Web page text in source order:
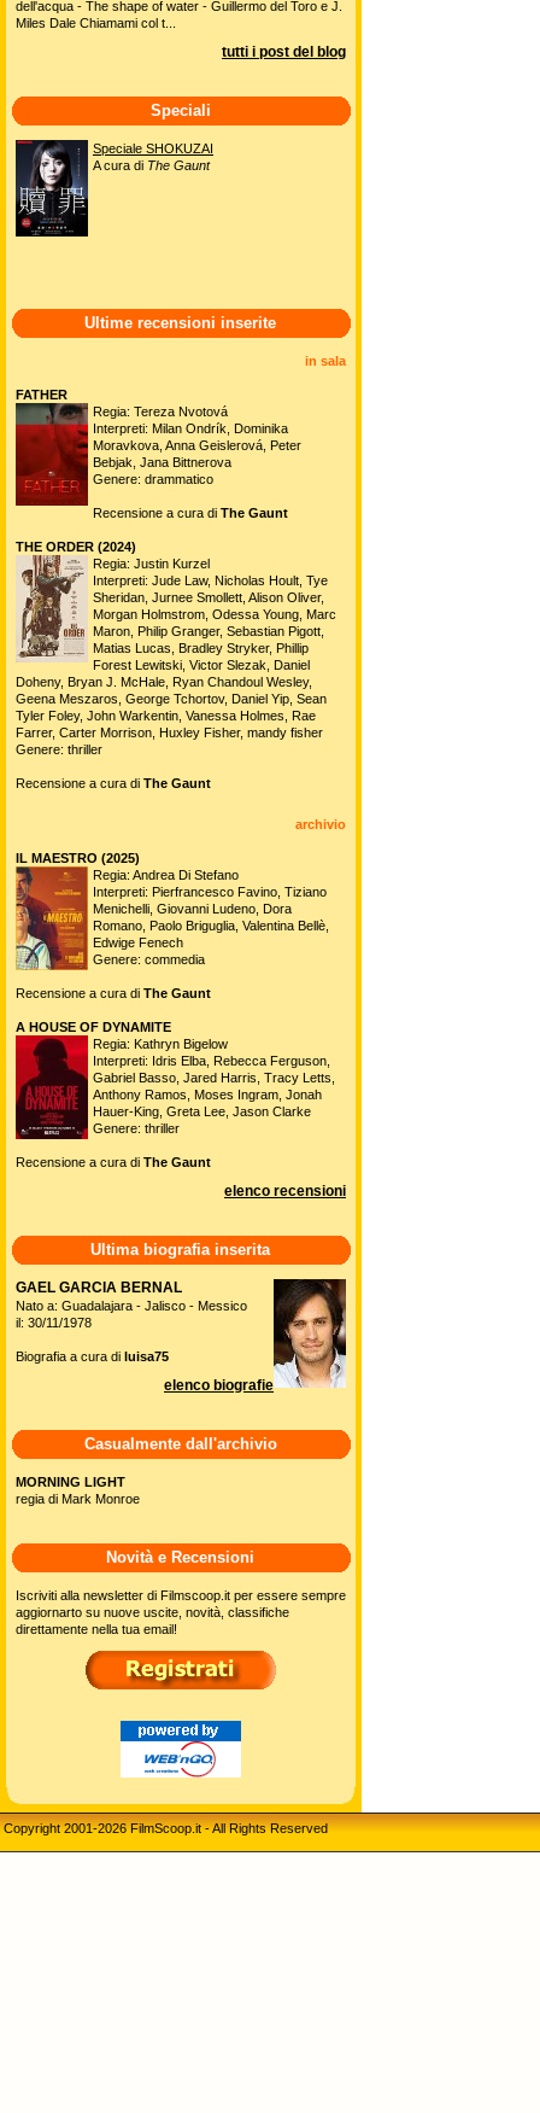
dell'acqua - The shape of water - Guillermo del Toro e J.
Miles Dale Chiamami col t...
tutti i post del blog
Speciali
Speciale SHOKUZAI
A cura di The Gaunt
Ultime recensioni inserite
in sala
FATHER
Regia: Tereza Nvotová
Interpreti: Milan Ondrík, Dominika
Moravkova, Anna Geislerová, Peter
Bebjak, Jana Bittnerova
Genere: drammatico
Recensione a cura di The Gaunt
THE ORDER (2024)
Regia: Justin Kurzel
Interpreti: Jude Law, Nicholas Hoult, Tye
Sheridan, Jurnee Smollett, Alison Oliver,
Morgan Holmstrom, Odessa Young, Marc
Maron, Philip Granger, Sebastian Pigott,
Matias Lucas, Bradley Stryker, Phillip
Forest Lewitski, Victor Slezak, Daniel
Doheny, Bryan J. McHale, Ryan Chandoul Wesley,
Geena Meszaros, George Tchortov, Daniel Yip, Sean
Tyler Foley, John Warkentin, Vanessa Holmes, Rae
Farrer, Carter Morrison, Huxley Fisher, mandy fisher
Genere: thriller
Recensione a cura di The Gaunt
archivio
IL MAESTRO (2025)
Regia: Andrea Di Stefano
Interpreti: Pierfrancesco Favino, Tiziano
Menichelli, Giovanni Ludeno, Dora
Romano, Paolo Briguglia, Valentina Bellè,
Edwige Fenech
Genere: commedia
Recensione a cura di The Gaunt
A HOUSE OF DYNAMITE
Regia: Kathryn Bigelow
Interpreti: Idris Elba, Rebecca Ferguson,
Gabriel Basso, Jared Harris, Tracy Letts,
Anthony Ramos, Moses Ingram, Jonah
Hauer-King, Greta Lee, Jason Clarke
Genere: thriller
Recensione a cura di The Gaunt
elenco recensioni
Ultima biografia inserita
GAEL GARCIA BERNAL
Nato a: Guadalajara - Jalisco - Messico
il: 30/11/1978
Biografia a cura di luisa75
elenco biografie
Casualmente dall'archivio
MORNING LIGHT
regia di Mark Monroe
Novità e Recensioni
Iscriviti alla newsletter di Filmscoop.it per essere sempre
aggiornarto su nuove uscite, novità, classifiche
direttamente nella tua email!
Copyright 2001-2026 FilmScoop.it - All Rights Reserved